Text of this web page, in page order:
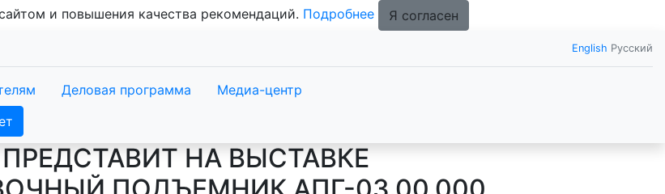
и повышения качества рекомендаций. Подробнее Я согласен
English Русский
Деловая программа
Медиа-центр
НА ВЫСТАВКЕ